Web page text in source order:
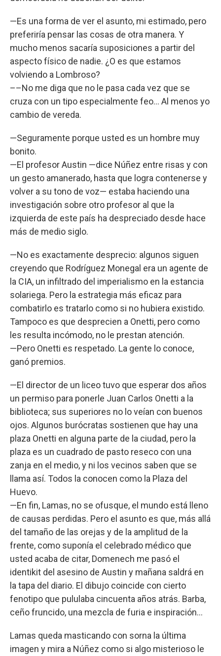
—Es una forma de ver el asunto, mi estimado, pero
preferiría pensar las cosas de otra manera. Y
mucho menos sacaría suposiciones a partir del
aspecto físico de nadie. ¿O es que estamos
volviendo a Lombroso?
––No me diga que no le pasa cada vez que se
cruza con un tipo especialmente feo… Al menos yo
cambio de vereda.
—Seguramente porque usted es un hombre muy
bonito.
—El profesor Austin —dice Núñez entre risas y con
un gesto amanerado, hasta que logra contenerse y
volver a su tono de voz— estaba haciendo una
investigación sobre otro profesor al que la
izquierda de este país ha despreciado desde hace
más de medio siglo.
—No es exactamente desprecio: algunos siguen
creyendo que Rodríguez Monegal era un agente de
la CIA, un infiltrado del imperialismo en la estancia
solariega. Pero la estrategia más eficaz para
combatirlo es tratarlo como si no hubiera existido.
Tampoco es que desprecien a Onetti, pero como
les resulta incómodo, no le prestan atención.
—Pero Onetti es respetado. La gente lo conoce,
ganó premios.
—El director de un liceo tuvo que esperar dos años
un permiso para ponerle Juan Carlos Onetti a la
biblioteca; sus superiores no lo veían con buenos
ojos. Algunos burócratas sostienen que hay una
plaza Onetti en alguna parte de la ciudad, pero la
plaza es un cuadrado de pasto reseco con una
zanja en el medio, y ni los vecinos saben que se
llama así. Todos la conocen como la Plaza del
Huevo.
—En fin, Lamas, no se ofusque, el mundo está lleno
de causas perdidas. Pero el asunto es que, más allá
del tamaño de las orejas y de la amplitud de la
frente, como suponía el celebrado médico que
usted acaba de citar, Domenech me pasó el
identikit del asesino de Austin y mañana saldrá en
la tapa del diario. El dibujo coincide con cierto
fenotipo que pululaba cincuenta años atrás. Barba,
ceño fruncido, una mezcla de furia e inspiración…
Lamas queda masticando con sorna la última
imagen y mira a Núñez como si algo misterioso le